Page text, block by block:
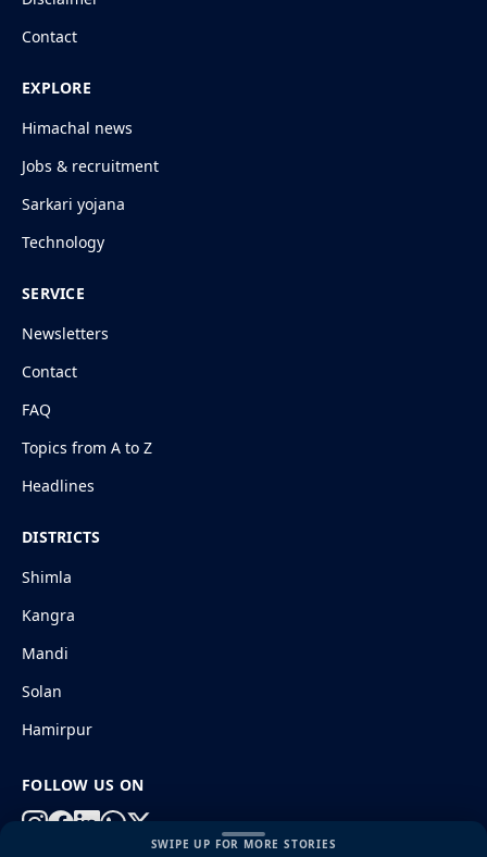
SWIPE UP FOR MORE STORIES
Contact
EXPLORE
Himachal news
Jobs & recruitment
Sarkari yojana
Technology
SERVICE
Newsletters
Contact
FAQ
Topics from A to Z
Headlines
DISTRICTS
Shimla
Kangra
Mandi
Solan
Hamirpur
FOLLOW US ON